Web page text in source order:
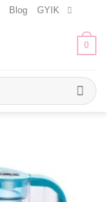
Blog GYIK
0